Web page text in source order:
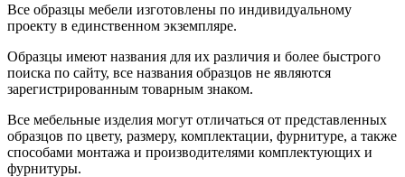
Все образцы мебели изготовлены по индивидуальному
проекту в единственном экземпляре.
Образцы имеют названия для их различия и более быстрого
поиска по сайту, все названия образцов не являются
зарегистрированным товарным знаком.
Все мебельные изделия могут отличаться от представленных
образцов по цвету, размеру, комплектации, фурнитуре, а также
способами монтажа и производителями комплектующих и
фурнитуры.